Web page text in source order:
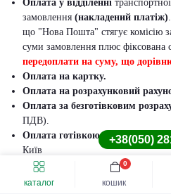
каталог кошик
0
Швидке замовлення
Оплата у відділенні
замовлення (накладений платіж)
що "Нова Пошта" стягує комісію
суми замовлення плюс фіксована
передоплати на суму, що
Оплата на картку.
Оплата на розрахунковий
Оплата за безготівковим
ПДВ).
Оплата готівкою– лише при
Київ
+38(050)